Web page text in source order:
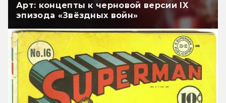
Арт: концепты к черновой версии IX
эпизода «Звёздных войн»